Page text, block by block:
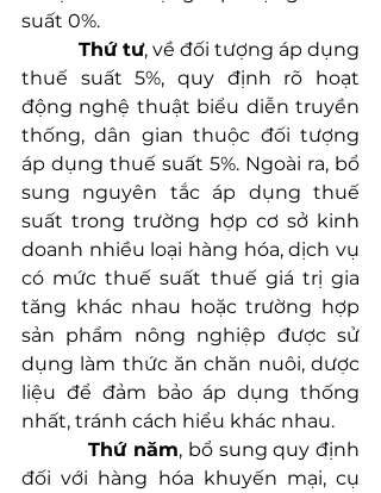
suất 0%.
Thứ tư, về đối tượng áp dụng
thuế suất 5%, quy định rõ hoạt
động nghệ thuật biểu diễn truyền
thống, dân gian thuộc đối tượng
áp dụng thuế suất 5%. Ngoài ra, bổ
sung nguyên tắc áp dụng thuế
suất trong trường hợp cơ sở kinh
doanh nhiều loại hàng hóa, dịch vụ
có mức thuế suất thuế giá trị gia
tăng khác nhau hoặc trường hợp
sản phẩm nông nghiệp được sử
dụng làm thức ăn chăn nuôi, dược
liệu để đảm bảo áp dụng thống
nhất, tránh cách hiểu khác nhau.
Thứ năm, bổ sung quy định
đối với hàng hóa khuyến mại, cụ